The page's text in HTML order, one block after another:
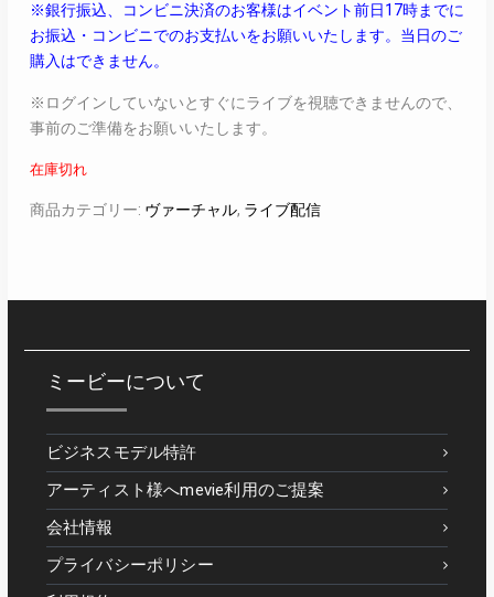
※銀行振込、コンビニ決済のお客様はイベント前日17時までに
お振込・コンビニでのお支払いをお願いいたします。当日のご
購入はできません。
※ログインしていないとすぐにライブを視聴できませんので、
事前のご準備をお願いいたします。
在庫切れ
商品カテゴリー: ヴァーチャル, ライブ配信
ミービーについて
ビジネスモデル特許
アーティスト様へmevie利用のご提案
会社情報
プライバシーポリシー